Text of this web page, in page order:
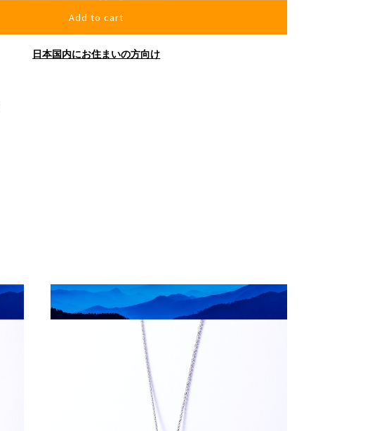
Add to cart
日本国内にお住まいの方向け